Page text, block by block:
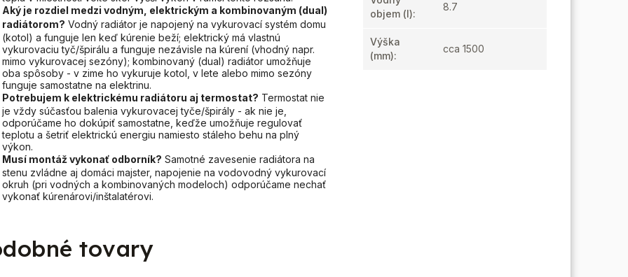
Aký je rozdiel medzi vodným, elektrickým a kombinovaným (dual)
radiátorom? Vodný radiátor je napojený na vykurovací systém domu
(kotol) a funguje len keď kúrenie beží; elektrický má vlastnú
vykurovaciu tyč/špirálu a funguje nezávisle na kúrení (vhodný napr.
mimo vykurovacej sezóny); kombinovaný (dual) radiátor umožňuje
oba spôsoby - v zime ho vykuruje kotol, v lete alebo mimo sezóny
funguje samostatne na elektrinu.
Potrebujem k elektrickému radiátoru aj termostat? Termostat nie
je vždy súčasťou balenia vykurovacej tyče/špirály - ak nie je,
odporúčame ho dokúpiť samostatne, keďže umožňuje regulovať
teplotu a šetriť elektrickú energiu namiesto stáleho behu na plný
výkon.
Musí montáž vykonať odborník? Samotné zavesenie radiátora na
stenu zvládne aj domáci majster, napojenie na vodovodný vykurovací
okruh (pri vodných a kombinovaných modeloch) odporúčame nechať
vykonať kúrenárovi/inštalatérovi.
objem (l):
8.7
Výška
(mm):
cca 1500
tovary